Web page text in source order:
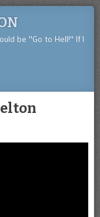
be "Go to Hell!" If I